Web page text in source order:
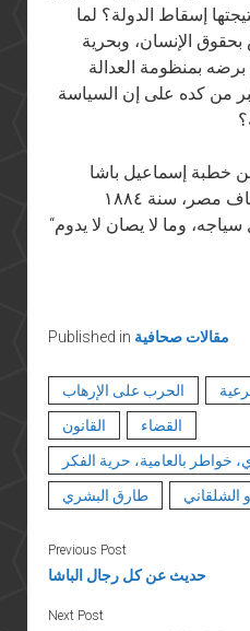
إسقاط الدولة؟ لما
الإنسان، وبحرية
بمنظومة العدالة
من كده على إن السياسة
خطبة إسماعيل باشا
“سادتي: المُلك بستان والعدل سياجه، وما لا يصان لا يدوم
Published in مقالات صحافية
الحرب على الإرهاب
القانون
القضاء
خواطر بالعامية، حرية الفكر
طارق البشري
الشلقاني
Previous Post
حديث عن كل رجال الباشا
Next Post